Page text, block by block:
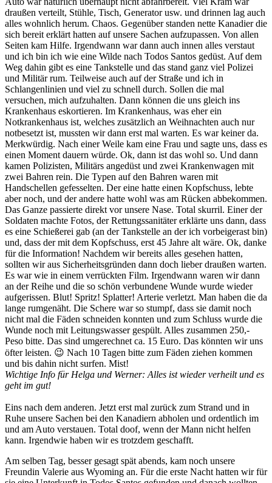
draußen verteilt, Stühle, Tisch, Generator usw. und drinnen lag auch
alles wohnlich herum. Chaos. Gegenüber standen nette Kanadier die
sich bereit erklärt hatten auf unsere Sachen aufzupassen. Von allen
Seiten kam Hilfe. Irgendwann war dann auch innen alles verstaut
und ich bin ich wie eine Wilde nach Todos Santos gedüst. Auf dem
Weg dahin gibt es eine Tankstelle und das stand ganz viel Polizei
und Militär rum. Teilweise auch auf der Straße und ich in
Schlangenlinien und viel zu schnell durch. Sollen die mal
versuchen, mich aufzuhalten. Dann können die uns gleich ins
Krankenhaus eskortieren. Im Krankenhaus, was eher ein
Notkrankenhaus ist, welches zusätzlich an Weihnachten auch nur
notbesetzt ist, mussten wir dann erst mal warten. Es war keiner da.
Merkwürdig. Nach einer Weile kam eine Frau und sagte uns, dass es
einen Moment dauern würde. Ok, dann ist das wohl so. Und dann
kamen Polizisten, Militärs angedüst und zwei Krankenwagen mit
zwei Bahren rein. Die Typen auf den Bahren waren mit
Handschellen gefesselten. Der eine hatte einen Kopfschuss, lebte
aber noch, und der andere hatte wohl was am Rücken abbekommen.
Das Ganze passierte direkt vor unsere Nase. Total skurril. Einer der
Soldaten machte Fotos, der Rettungssanitäter erklärte uns dann, dass
es eine Schießerei gab (an der Tankstelle an der ich vorbeigerast bin)
und, dass der mit dem Kopfschuss, erst 45 Jahre alt wäre. Ok, danke
für die Information! Nachdem wir bereits alles gesehen hatten,
sollten wir aus Sicherheitsgründen dann doch lieber draußen warten.
Es war wie in einem verrückten Film. Irgendwann waren wir dann
an der Reihe und die so schön verbundene Wunde wurde wieder
aufgerissen. Blut! Spritz! Splatter! Arterie verletzt. Man haben die da
lange rumgenäht. Die Schere war so stumpf, dass sie damit noch
nicht mal die Fäden schneiden konnten und zum Schluss wurde die
Wunde noch mit Leitungswasser gespült. Alles zusammen 250,-
Peso bitte. Das sind umgerechnet ca. 15 Euro. Das könnten wir uns
öfter leisten. 😉 Nach 10 Tagen bitte zum Fäden ziehen kommen
und bis dahin nicht surfen. Mist!
Wichtige Info für Helga und Werner: Alles ist wieder verheilt und es
geht im gut!
Eins nach dem anderen. Jetzt erst mal zurück zum Strand und in
Ruhe unsere Sachen bei den Kanadiern abholen und ordentlich im
und am Auto verstauen. Total doof, wenn der Mann nicht helfen
kann. Irgendwie haben wir es trotzdem geschafft.
Am selben Tag, besser gesagt spät abends, kam noch unsere
Freundin Valerie aus Wyoming an. Für die erste Nacht hatten wir für